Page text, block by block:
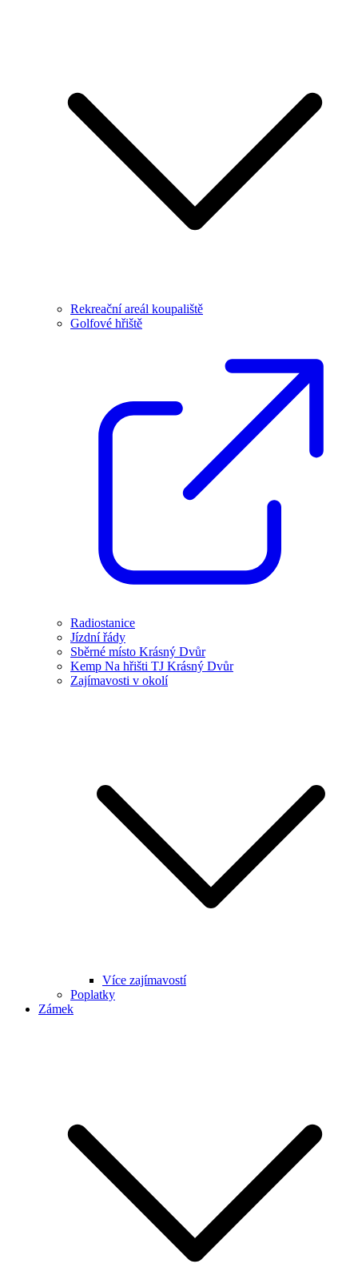
Rekreační areál koupaliště
Golfové hřiště
Radiostanice
Jízdní řády
Sběrné místo Krásný Dvůr
Kemp Na hřišti TJ Krásný Dvůr
Zajímavosti v okolí
Více zajímavostí
Poplatky
Zámek